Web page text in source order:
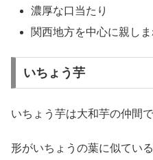
濃厚な口当たり
関西地方を中心に親し
いちょう芋
いちょう芋は大和芋の仲間で
形がいちょうの葉に似てい